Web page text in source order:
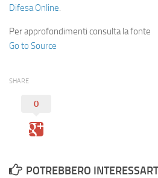
Difesa Online.
Per approfondimenti consulta la fonte
Go to Source
SHARE
0
POTREBBERO